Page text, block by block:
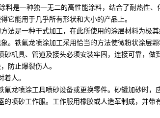
料是一种独一无二的高性能涂料，结合了耐热性
它能用于几乎所有形状和大小的产品上。
法是一种干式加工，在此所使用的涂层材料为极
。铁氟龙喷涂加工采用恰当的方法使微粉状涂层
砂机具、管道及接头必须安装牢固，连接可靠，
防止爆裂伤人。
着人。
氟龙喷涂工具喷砂设备或更换零件。砂罐加砂时，
的喷砂工作服。工作服用橡胶或人造革制成，并